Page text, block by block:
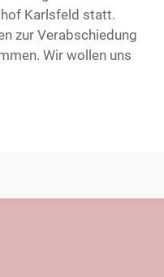
Karlsfeld statt.
zur Verabschiedung
Wir wollen uns